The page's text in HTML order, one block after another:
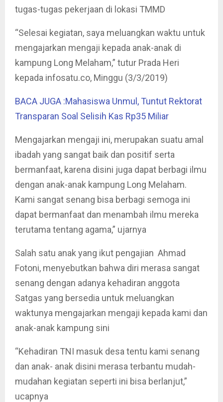
tugas-tugas pekerjaan di lokasi TMMD
“Selesai kegiatan, saya meluangkan waktu untuk
mengajarkan mengaji kepada anak-anak di
kampung Long Melaham,” tutur Prada Heri
kepada infosatu.co, Minggu (3/3/2019)
BACA JUGA :Mahasiswa Unmul, Tuntut Rektorat
Transparan Soal Selisih Kas Rp35 Miliar
Mengajarkan mengaji ini, merupakan suatu amal
ibadah yang sangat baik dan positif serta
bermanfaat, karena disini juga dapat berbagi ilmu
dengan anak-anak kampung Long Melaham.
Kami sangat senang bisa berbagi semoga ini
dapat bermanfaat dan menambah ilmu mereka
terutama tentang agama,” ujarnya
Salah satu anak yang ikut pengajian Ahmad
Fotoni, menyebutkan bahwa diri merasa sangat
senang dengan adanya kehadiran anggota
Satgas yang bersedia untuk meluangkan
waktunya mengajarkan mengaji kepada kami dan
anak-anak kampung sini
“Kehadiran TNI masuk desa tentu kami senang
dan anak- anak disini merasa terbantu mudah-
mudahan kegiatan seperti ini bisa berlanjut,”
ucapnya